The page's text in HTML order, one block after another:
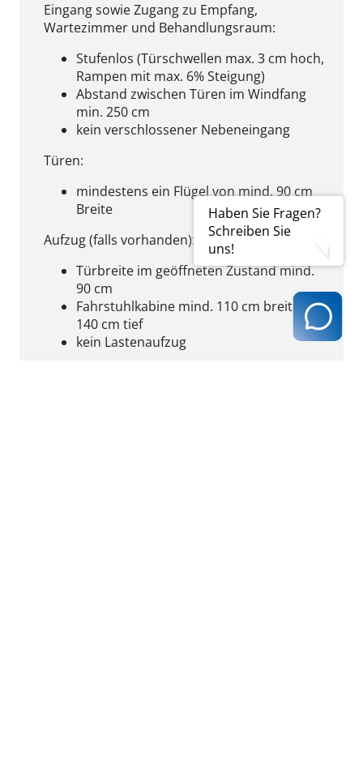
Haben Sie Fragen?
Schreiben Sie
uns!
Eingang sowie Zugang zu Empfang,
Wartezimmer und Behandlungsraum:
Stufenlos (Türschwellen max. 3 cm hoch,
Rampen mit max. 6% Steigung)
Abstand zwischen Türen im Windfang
min. 250 cm
kein verschlossener Nebeneingang
Türen:
mindestens ein Flügel von mind. 90 cm
Breite
Aufzug (falls vorhanden):
Türbreite im geöffneten Zustand mind.
90 cm
Fahrstuhlkabine mind. 110 cm breit und
140 cm tief
kein Lastenaufzug